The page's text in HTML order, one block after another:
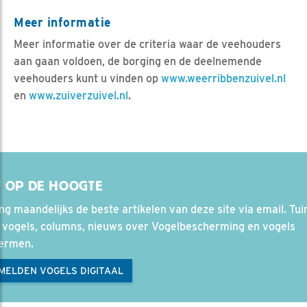
Meer informatie
Meer informatie over de criteria waar de veehouders
aan gaan voldoen, de borging en de deelnemende
veehouders kunt u vinden op www.weerribbenzuivel.nl
en www.zuiverzuivel.nl.
OP DE HOOGTE
maandelijks de beste artikelen van deze site via email.
columns, nieuws over Vogelbescherming en vogels
VOGELS DIGITAAL